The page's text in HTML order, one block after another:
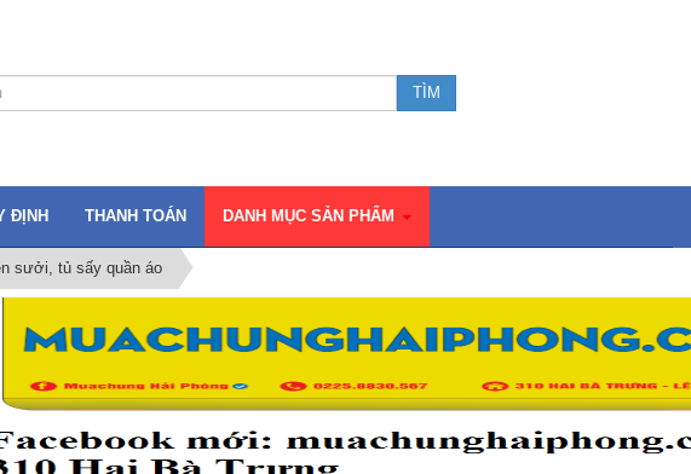
ĐỊNH THANH TOÁN DANH MỤC SẢN PHẨM
sưởi, tủ sấy quần áo